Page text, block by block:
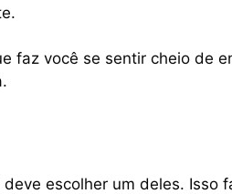
faz você se sentir cheio de
escolher um deles. Isso